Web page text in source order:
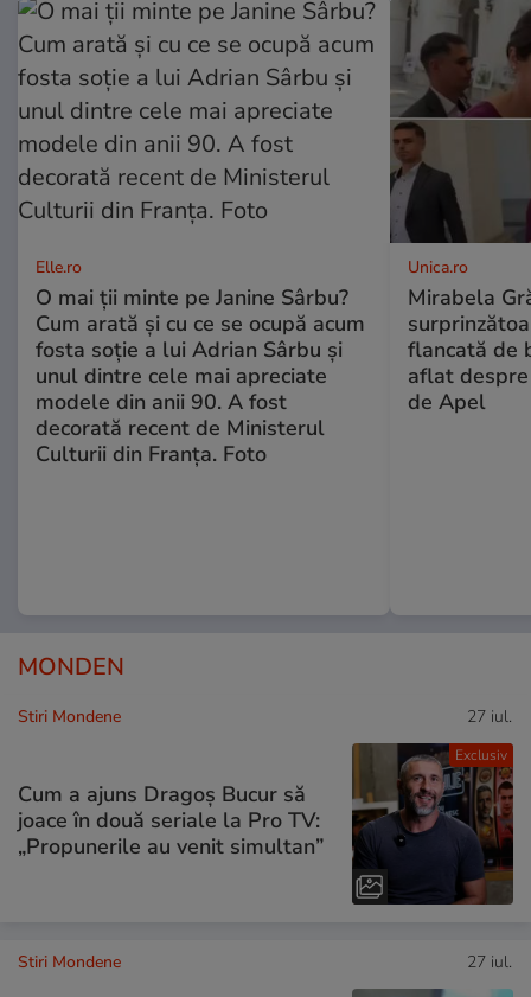
Elle.ro
O mai ții minte pe Janine Sârbu?
Cum arată și cu ce se ocupă acum
fosta soție a lui Adrian Sârbu și
unul dintre cele mai apreciate
modele din anii 90. A fost
decorată recent de Ministerul
Culturii din Franța. Foto
Unica.ro
Mirabela
flancată de
aflat
de Apel
MONDEN
Exclusiv
Stiri Mondene 27 iul.
Cum a ajuns Dragoș Bucur să
joace în două seriale la Pro TV:
„Propunerile au venit simultan”
Stiri Mondene 27 iul.